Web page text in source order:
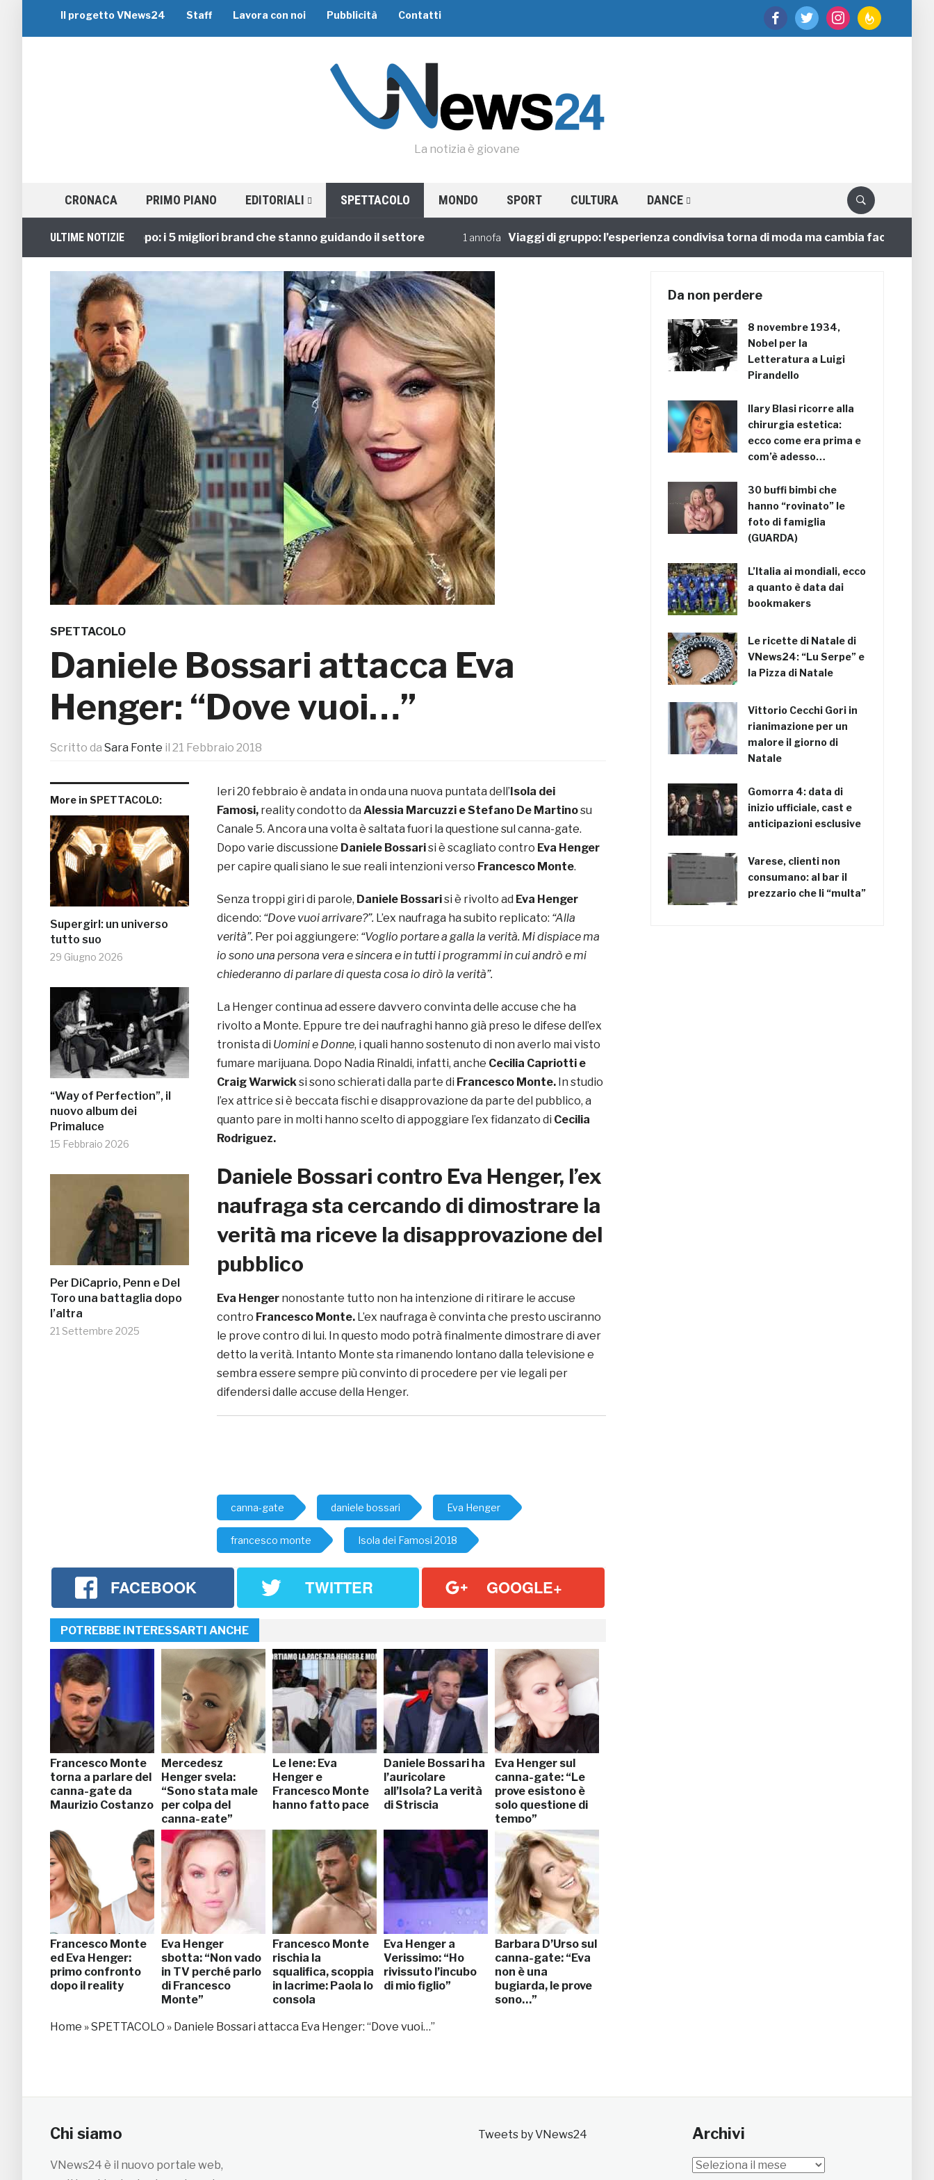
facebooktwitter instagramfeedburner
Il progetto VNews24 Staff Lavora con noi Pubblicità Contatti
La notizia è giovane
CRONACA PRIMO PIANO EDITORIALI SPETTACOLO MONDO SPORT CULTURA DANCE
ULTIME NOTIZIE
Viaggi di Gruppo: i 5 migliori brand che stanno guidando il settore 1 annofa Viaggi di gruppo: l’esperienza condivisa torna di moda ma cambia faccia
SPETTACOLO
Daniele Bossari attacca Eva
Henger: “Dove vuoi…”
Scritto da Sara Fonte il 21 Febbraio 2018
More in SPETTACOLO:
Supergirl: un universo
tutto suo
29 Giugno 2026
“Way of Perfection”, il
nuovo album dei
Primaluce
15 Febbraio 2026
Per DiCaprio, Penn e Del
Toro una battaglia dopo
l’altra
21 Settembre 2025
Ieri 20 febbraio è andata in onda una nuova puntata dell’Isola dei
Famosi, reality condotto da Alessia Marcuzzi e Stefano De Martinosu
Canale 5. Ancora una volta è saltata fuori la questione sul canna-gate.
Dopo varie discussione Daniele Bossarisi è scagliato contro Eva Henger
per capire quali siano le sue reali intenzioni verso Francesco Monte.
Senza troppi giri di parole, Daniele Bossarisi è rivolto ad Eva Henger
dicendo: “Dove vuoi arrivare?”. L’ex naufraga ha subito replicato: “Alla
verità”. Per poi aggiungere: “Voglio portare a galla la verità. Mi dispiace ma
io sono una persona vera e sincera e in tutti i programmi in cui andrò e mi
chiederanno di parlare di questa cosa io dirò la verità”.
La Henger continua ad essere davvero convinta delle accuse che ha
rivolto a Monte. Eppure tre dei naufraghi hanno già preso le difese dell’ex
tronista di Uomini e Donne, i quali hanno sostenuto di non averlo mai visto
fumare marijuana. Dopo Nadia Rinaldi, infatti, anche Cecilia Capriotti e
Craig Warwicksi sono schierati dalla parte di Francesco Monte. In studio
l’ex attrice si è beccata fischi e disapprovazione da parte del pubblico, a
quanto pare in molti hanno scelto di appoggiare l’ex fidanzato di Cecilia
Rodriguez.
Daniele Bossari contro Eva Henger, l’ex
naufraga sta cercando di dimostrare la
verità ma riceve la disapprovazione del
pubblico
Eva Henger nonostante tutto non ha intenzione di ritirare le accuse
contro Francesco Monte. L’ex naufraga è convinta che presto usciranno
le prove contro di lui. In questo modo potrà finalmente dimostrare di aver
detto la verità. Intanto Monte sta rimanendo lontano dalla televisione e
sembra essere sempre più convinto di procedere per vie legali per
difendersi dalle accuse della Henger.
canna-gate daniele bossari Eva Henger
francesco monte Isola dei Famosi 2018
FACEBOOK TWITTER GOOGLE+
POTREBBE INTERESSARTI ANCHE
Francesco Monte
torna a parlare del
canna-gate da
Maurizio Costanzo
Mercedesz
Henger svela:
“Sono stata male
per colpa del
canna-gate”
Le Iene: Eva
Henger e
Francesco Monte
hanno fatto pace
Daniele Bossari ha
l’auricolare
all’Isola? La verità
di Striscia
Eva Henger sul
canna-gate: “Le
prove esistono è
solo questione di
tempo”
Francesco Monte
ed Eva Henger:
primo confronto
dopo il reality
Eva Henger
sbotta: “Non vado
in TV perché parlo
di Francesco
Monte”
Francesco Monte
rischia la
squalifica, scoppia
in lacrime: Paola lo
consola
Eva Henger a
Verissimo: “Ho
rivissuto l’incubo
di mio figlio”
Barbara D’Urso sul
canna-gate: “Eva
non è una
bugiarda, le prove
sono…”
Home »SPETTACOLO » Daniele Bossari attacca Eva Henger: “Dove vuoi…”
Da non perdere
8 novembre 1934,
Nobel per la
Letteratura a Luigi
Pirandello
Ilary Blasi ricorre alla
chirurgia estetica:
ecco come era prima e
com’è adesso…
30 buffi bimbi che
hanno “rovinato” le
foto di famiglia
(GUARDA)
L’Italia ai mondiali, ecco
a quanto è data dai
bookmakers
Le ricette di Natale di
VNews24: “Lu Serpe” e
la Pizza di Natale
Vittorio Cecchi Gori in
rianimazione per un
malore il giorno di
Natale
Gomorra 4: data di
inizio ufficiale, cast e
anticipazioni esclusive
Varese, clienti non
consumano: al bar il
prezzario che li “multa”
Chi siamo
VNews24 è il nuovo portale web,
Tweets by VNews24 Archivi
Archivi